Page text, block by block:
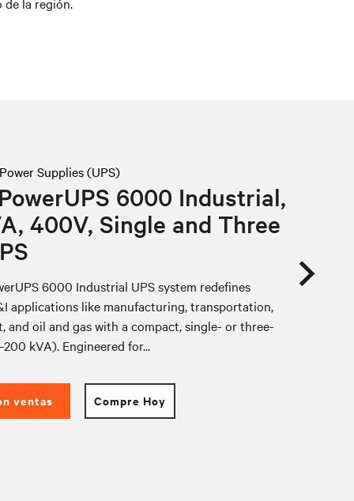
Supplies (UPS)
6000 Industrial,
400V, Single and Three
6000 Industrial UPS system redefines
applications like manufacturing, transportation,
and oil and gas with a compact, single- or three-
kVA). Engineered for...
ventas Compre Hoy